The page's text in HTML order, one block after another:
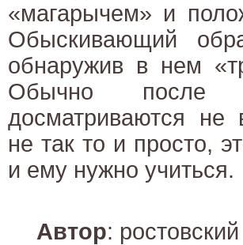
«магарычем» и
Обыскивающий
обнаружив в нем
Обычно после
досматриваются не
не так то и просто,
и ему нужно учиться.
Автор: